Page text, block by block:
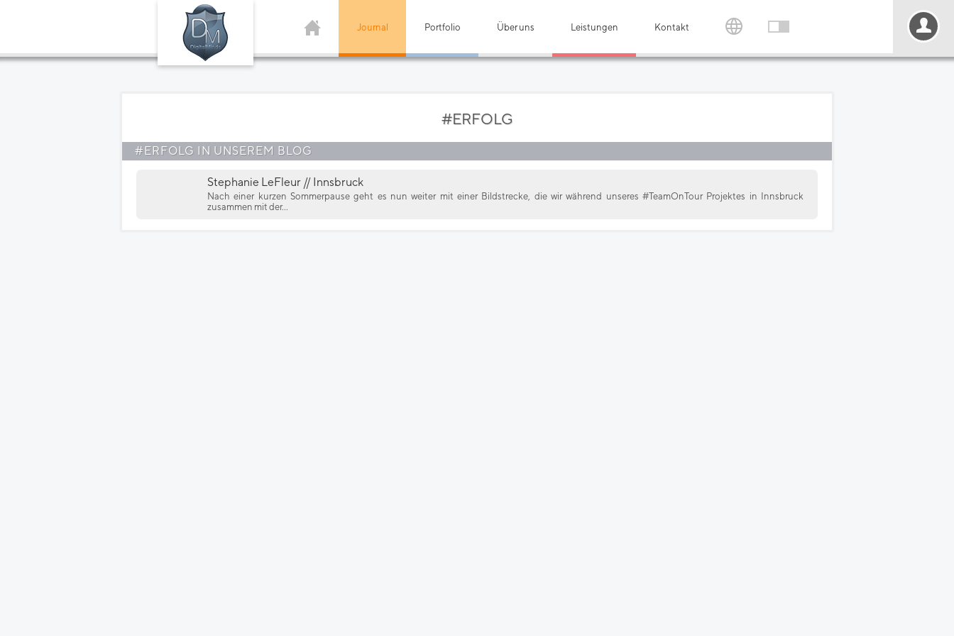
Journal Portfolio Über uns Leistungen Kontakt
#ERFOLG
#ERFOLG IN UNSEREM BLOG
Stephanie LeFleur // Innsbruck
Nach einer kurzen Sommerpause geht es nun weiter mit einer Bildstrecke, die wir während unseres #TeamOnTour Projektes in Innsbruck
zusammen mit der...